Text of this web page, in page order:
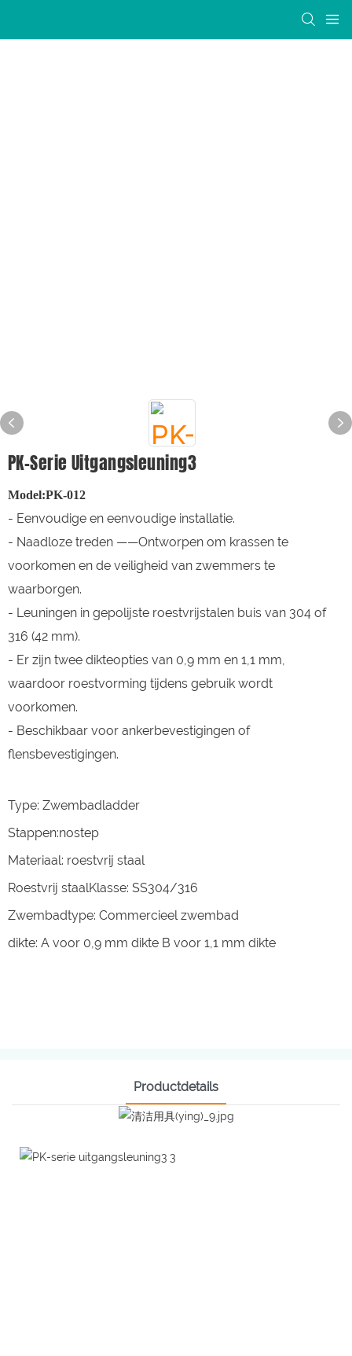
PK-Serie Uitgangsleuning3
Model:PK-012
- Eenvoudige en eenvoudige installatie.
- Naadloze treden ——Ontworpen om krassen te
voorkomen en de veiligheid van zwemmers te
waarborgen.
- Leuningen in gepolijste roestvrijstalen buis van 304 of
316 (42 mm).
- Er zijn twee dikteopties van 0,9 mm en 1,1 mm,
waardoor roestvorming tijdens gebruik wordt
voorkomen.
- Beschikbaar voor ankerbevestigingen of
flensbevestigingen.
Type: Zwembadladder
Stappen:nostep
Materiaal: roestvrij staal
Roestvrij staalKlasse: SS304/316
Zwembadtype: Commercieel zwembad
dikte: A voor 0,9 mm dikte B voor 1,1 mm dikte
Productdetails